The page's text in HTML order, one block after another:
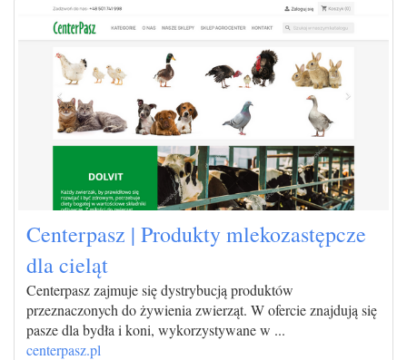
Centerpasz | Produkty mlekozastępcze
dla cieląt
Centerpasz zajmuje się dystrybucją produktów
przeznaczonych do żywienia zwierząt. W ofercie znajdują się
pasze dla bydła i koni, wykorzystywane w ...
centerpasz.pl